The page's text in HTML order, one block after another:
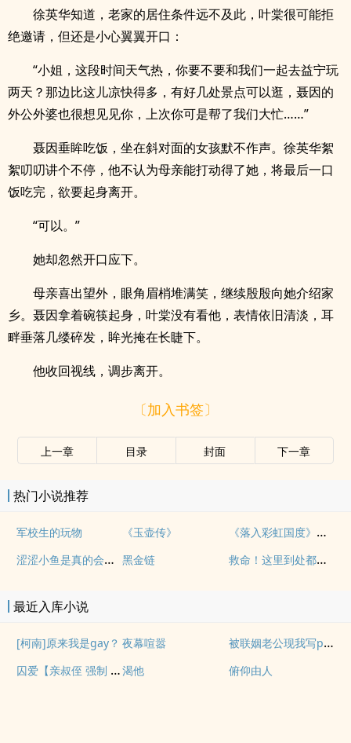
徐英华知道，老家的居住条件远不及此，叶棠很可能拒
绝邀请，但还是小心翼翼开口：
“小姐，这段时间天气热，你要不要和我们一起去益宁玩
两天？那边比这儿凉快得多，有好几处景点可以逛，聂因的
外公外婆也很想见见你，上次你可是帮了我们大忙……”
聂因垂眸吃饭，坐在斜对面的女孩默不作声。徐英华絮
絮叨叨讲个不停，他不认为母亲能打动得了她，将最后一口
饭吃完，欲要起身离开。
“可以。”
她却忽然开口应下。
母亲喜出望外，眼角眉梢堆满笑，继续殷殷向她介绍家
乡。聂因拿着碗筷起身，叶棠没有看他，表情依旧清淡，耳
畔垂落几缕碎发，眸光掩在长睫下。
他收回视线，调步离开。
〔加入书签〕
上一章 目录 封面 下一章
热门小说推荐
军校生的玩物 《玉壶传》
《落入彩虹国度》穿越+西幻+言情
涩涩小鱼是真的会被干透 黑金链 救命！这里到处都是阴暗批（西幻NPH）
最近入库小说
[柯南]原来我是gay？ 夜幕喧嚣
被联姻老公现我写po文后
囚爱【亲叔侄 强制 1v1 h】渴他 俯仰由人